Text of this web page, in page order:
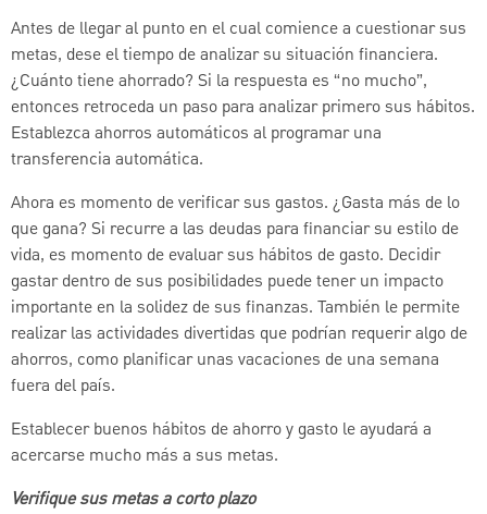
Antes de llegar al punto en el cual comience a cuestionar sus
metas, dese el tiempo de analizar su situación financiera.
¿Cuánto tiene ahorrado? Si la respuesta es “no mucho”,
entonces retroceda un paso para analizar primero sus hábitos.
Establezca ahorros automáticos al programar una
transferencia automática.
Ahora es momento de verificar sus gastos. ¿Gasta más de lo
que gana? Si recurre a las deudas para financiar su estilo de
vida, es momento de evaluar sus hábitos de gasto. Decidir
gastar dentro de sus posibilidades puede tener un impacto
importante en la solidez de sus finanzas. También le permite
realizar las actividades divertidas que podrían requerir algo de
ahorros, como planificar unas vacaciones de una semana
fuera del país.
Establecer buenos hábitos de ahorro y gasto le ayudará a
acercarse mucho más a sus metas.
Verifique sus metas a corto plazo